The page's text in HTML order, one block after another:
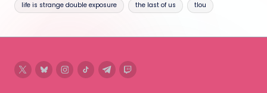
life is strange double exposure the last of us tlou
twitterblueskyinstagram
tiktoktelegram
twitch